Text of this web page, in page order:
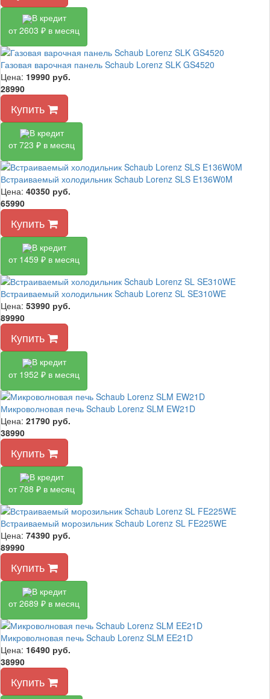
В кредит
от 2603 ₽ в месяц
Газовая варочная панель Schaub Lorenz SLK GS4520
Цена: 19990 руб.
28990
Купить
В кредит
от 723 ₽ в месяц
Встраиваемый холодильник Schaub Lorenz SLS E136W0M
Цена: 40350 руб.
65990
Купить
В кредит
от 1459 ₽ в месяц
Встраиваемый холодильник Schaub Lorenz SL SE310WE
Цена: 53990 руб.
89990
Купить
В кредит
от 1952 ₽ в месяц
Микроволновая печь Schaub Lorenz SLM EW21D
Цена: 21790 руб.
38990
Купить
В кредит
от 788 ₽ в месяц
Встраиваемый морозильник Schaub Lorenz SL FE225WE
Цена: 74390 руб.
89990
Купить
В кредит
от 2689 ₽ в месяц
Микроволновая печь Schaub Lorenz SLM EE21D
Цена: 16490 руб.
38990
Купить